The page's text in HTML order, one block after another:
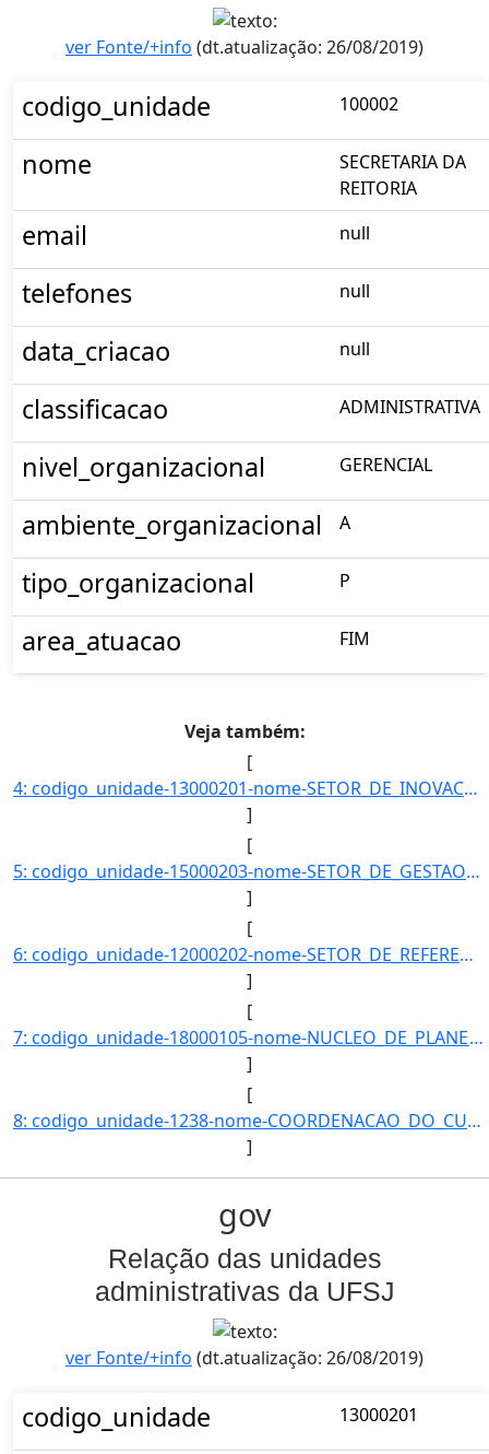
ver Fonte/+info (dt.atualização: 26/08/2019)
codigo_unidade 100002
nome
SECRETARIA DA
REITORIA
email null
telefones null
data_criacao null
classificacao ADMINISTRATIVA
nivel_organizacional GERENCIAL
ambiente_organizacional A
tipo_organizacional P
area_atuacao FIM
Veja também:
[
4: codigo_unidade-13000201-nome-SETOR_DE_INOVACAO_E_PROPRIEDADE_INTELECTUAL-email-null-telefones-null-d]
]
[
5: codigo_unidade-15000203-nome-SETOR_DE_GESTAO_E_CONTROLE_DE_DIARIAS_E_PASSAGENS-email-null-telefones-]
]
[
6: codigo_unidade-12000202-nome-SETOR_DE_REFERENCIA_E_EMPRESTIMO_DO_CAMPUS_ALTO_PARAOPEBA-email-null-te]
]
[
7: codigo_unidade-18000105-nome-NUCLEO_DE_PLANEJAMENTO_ESTRATEGICO-email-p-telefones-+553233795492-data]
]
[
8: codigo_unidade-1238-nome-COORDENACAO_DO_CURSO_DE_GRADUACAO_EM_BIOQUIMICA-email-null-telefones-null-d]
]
gov
Relação das unidades
administrativas da UFSJ
ver Fonte/+info (dt.atualização: 26/08/2019)
codigo_unidade 13000201